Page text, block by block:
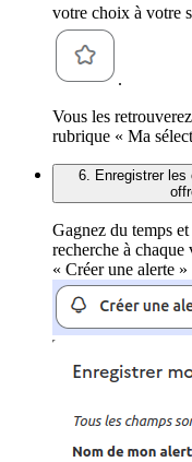
votre choix à votre
.
Vous les
rubrique « Ma
6. Enregistrer les
Gagnez du temps
recherche à
« Créer une alerte »